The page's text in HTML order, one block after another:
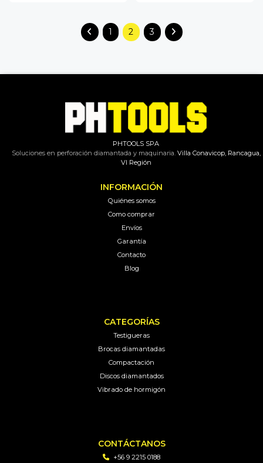
1 2 3
PHTOOLS SPA
Soluciones en perforación diamantada y maquinaria. Villa Conavicop, Rancagua,
VI Región
INFORMACIÓN
Quiénes somos
Como comprar
Envíos
Garantía
Contacto
Blog
CATEGORÍAS
Testigueras
Brocas diamantadas
Compactación
Discos diamantados
Vibrado de hormigón
CONTÁCTANOS
+56 9 2215 0188